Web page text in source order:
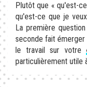
Plutôt que « qu'est-
qu'est-ce que je
La première
seconde fait émerger
le travail sur votre
particulièrement utile